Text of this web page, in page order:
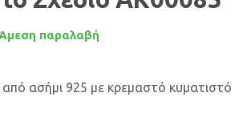
παραλαβή
από ασήμι 925 με κρεμαστό κυματιστό